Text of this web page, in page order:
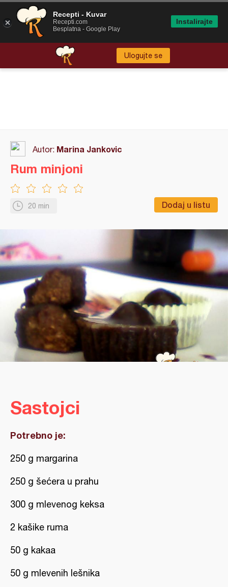
Ulogujte se
Autor: Marina Jankovic
20 min Dodaj u listu
Rum minjoni
Sastojci
Potrebno je:
250 g margarina
250 g šećera u prahu
300 g mlevenog keksa
2 kašike ruma
50 g kakaa
50 g mlevenih lešnika
Recepti - Kuvar
Recepti.com
Besplatna - Google Play
Instalirajte